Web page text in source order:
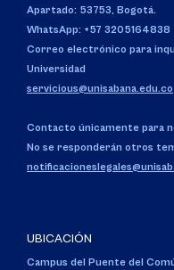
Apartado: 53753, Bogotá.
WhatsApp: +57 3205164838
Correo electrónico para
Universidad
servicious@unisabana.edu.co
Contacto únicamente para
No se responderán otros
UBICACIÓN
Campus del Puente del